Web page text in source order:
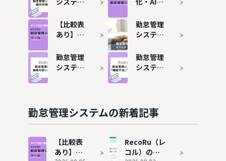
ア・市場
規模は？
ツール7
選も紹介
（旧IT導
入補助
怠管理シ
ステムを
導入する
【比較表
あり】勤
ステムお
すすめ15
勤怠管理
システム
リット・
デメリッ
勤怠管理
システム
が安いお
すすめ6
サービス
も紹介
勤怠管理
システム
る？主な
理由は
「機能不
足」と
「働き方
の変化」
勤怠管理システムの新着記事
【比較表
あり】勤
RecoRu（レ
コル）の評